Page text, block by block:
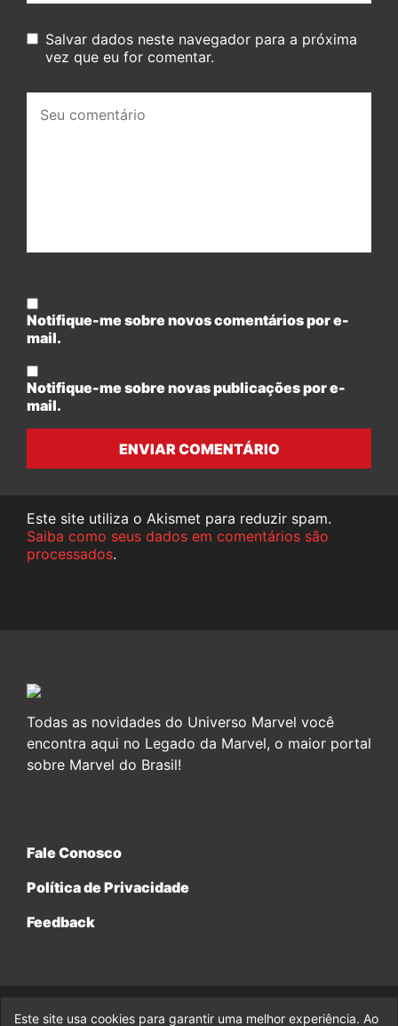
Salvar dados neste navegador para a próxima
vez que eu for comentar.
comentário:
Notifique-me sobre novos comentários por e-
mail.
Notifique-me sobre novas publicações por e-
mail.
ENVIAR COMENTÁRIO
Este site utiliza o Akismet para reduzir spam.
Saiba como seus dados em comentários são
processados.
Todas as novidades do Universo Marvel você
encontra aqui no Legado da Marvel, o maior portal
sobre Marvel do Brasil!
Fale Conosco
Política de Privacidade
Feedback
© 2017-2026 Legado da Marvel, uma empresa da Legado
Este site usa cookies para garantir uma melhor experiência. Ao